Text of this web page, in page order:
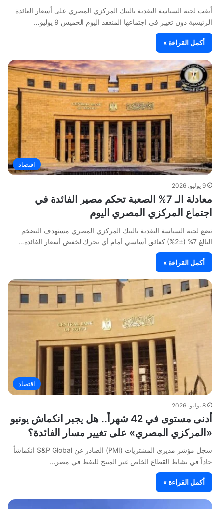
أبقت لجنة السياسة النقدية بالبنك المركزي المصري على أسعار الفائدة
الرئيسية دون تغيير في اجتماعها المنعقد اليوم الخميس 9 يوليو…
أكمل القراءة »
اقتصاد
9 يوليو، 2026
معادلة الـ 7% الصعبة تحكم مصير الفائدة في
اجتماع المركزي المصري اليوم
تضع لجنة السياسة النقدية بالبنك المركزي المصري مستهدف التضخم
البالغ 7% (±2%) كعائق أساسي أمام أي تحرك لخفض أسعار الفائدة…
أكمل القراءة »
اقتصاد
8 يوليو، 2026
أدنى مستوى في 42 شهراً.. هل يجبر انكماش يونيو
«المركزي المصري» على تغيير مسار الفائدة؟
سجل مؤشر مديري المشتريات (PMI) الصادر عن S&P Global انكماشاً
حاداً في نشاط القطاع الخاص غير المنتج للنفط في مصر…
أكمل القراءة »